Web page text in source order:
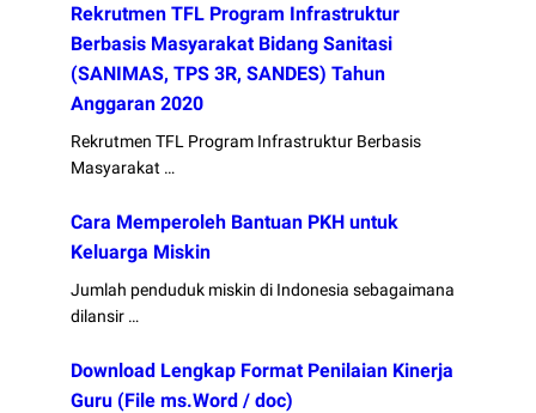
Rekrutmen TFL Program Infrastruktur
Berbasis Masyarakat Bidang Sanitasi
(SANIMAS, TPS 3R, SANDES) Tahun
Anggaran 2020
Rekrutmen TFL Program Infrastruktur Berbasis
Masyarakat …
Cara Memperoleh Bantuan PKH untuk
Keluarga Miskin
Jumlah penduduk miskin di Indonesia sebagaimana
dilansir …
Download Lengkap Format Penilaian Kinerja
Guru (File ms.Word / doc)